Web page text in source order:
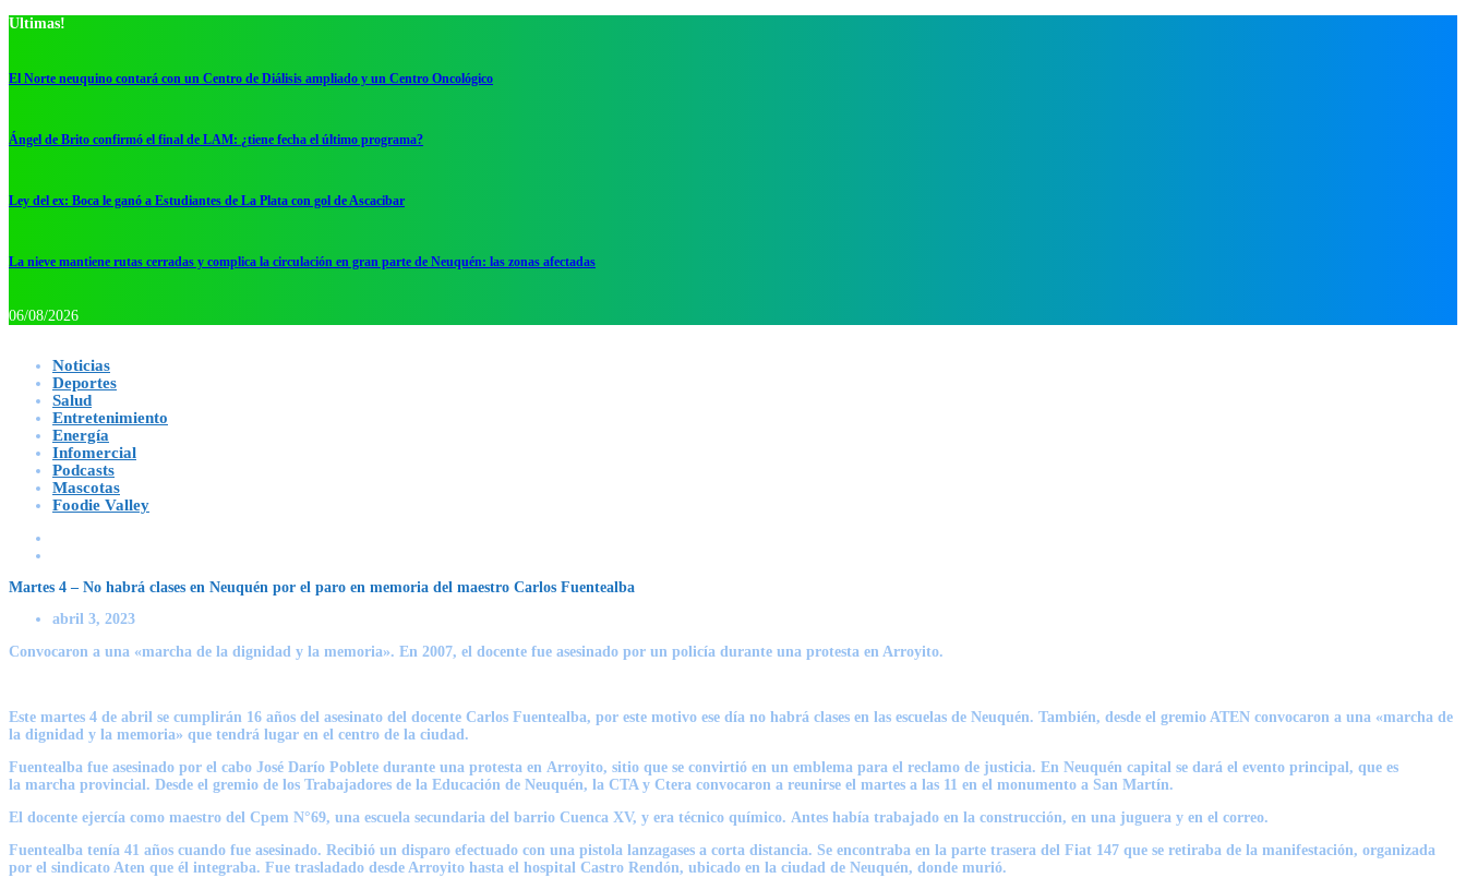
Ultimas!
El Norte neuquino contará con un Centro de Diálisis ampliado y un Centro Oncológico
Ángel de Brito confirmó el final de LAM: ¿tiene fecha el último programa?
Ley del ex: Boca le ganó a Estudiantes de La Plata con gol de Ascacibar
La nieve mantiene rutas cerradas y complica la circulación en gran parte de Neuquén: las zonas afectadas
06/08/2026
Noticias
Deportes
Salud
Entretenimiento
Energía
Infomercial
Podcasts
Mascotas
Foodie Valley
Martes 4 – No habrá clases en Neuquén por el paro en memoria del maestro Carlos Fuentealba
abril 3, 2023
Convocaron a una «marcha de la dignidad y la memoria». En 2007, el docente fue asesinado por un policía durante una protesta en Arroyito.
Este martes 4 de abril se cumplirán 16 años del asesinato del docente Carlos Fuentealba, por este motivo ese día no habrá clases en las escuelas de Neuquén. También, desde el gremio ATEN convocaron a una «marcha de
la dignidad y la memoria» que tendrá lugar en el centro de la ciudad.
Fuentealba fue asesinado por el cabo José Darío Poblete durante una protesta en Arroyito, sitio que se convirtió en un emblema para el reclamo de justicia. En Neuquén capital se dará el evento principal, que es
la marcha provincial. Desde el gremio de los Trabajadores de la Educación de Neuquén, la CTA y Ctera convocaron a reunirse el martes a las 11 en el monumento a San Martín.
El docente ejercía como maestro del Cpem N°69, una escuela secundaria del barrio Cuenca XV, y era técnico químico. Antes había trabajado en la construcción, en una juguera y en el correo.
Fuentealba tenía 41 años cuando fue asesinado. Recibió un disparo efectuado con una pistola lanzagases a corta distancia. Se encontraba en la parte trasera del Fiat 147 que se retiraba de la manifestación, organizada
por el sindicato Aten que él integraba. Fue trasladado desde Arroyito hasta el hospital Castro Rendón, ubicado en la ciudad de Neuquén, donde murió.